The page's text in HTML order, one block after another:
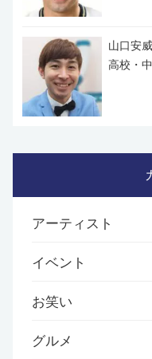
山口安
高校・
アーティスト
イベント
お笑い
グルメ